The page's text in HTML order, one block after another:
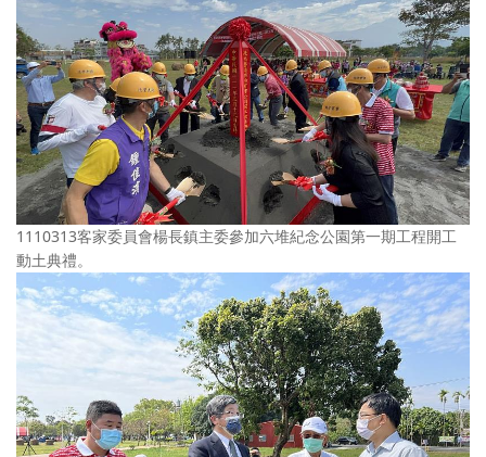
1110313客家委員會楊長鎮主委參加六堆紀念公園第一期工程開工
動土典禮。